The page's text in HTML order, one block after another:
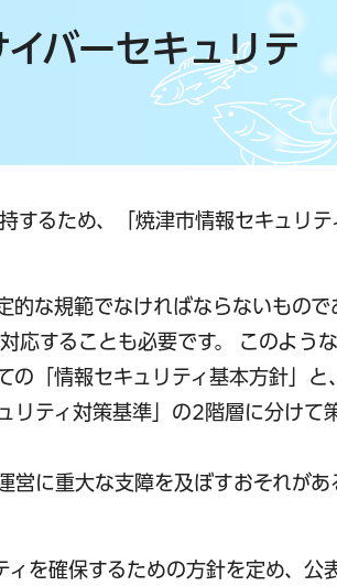
バーセキュリテ
するため、「焼津市情報セキュリテ
的な規範でなければならないもので
応することも必要です。 このような
「情報セキュリティ基本方針」と、
リティ対策基準」の2階層に分けて
営に重大な支障を及ぼすおそれがあ
を確保するための方針を定め、公